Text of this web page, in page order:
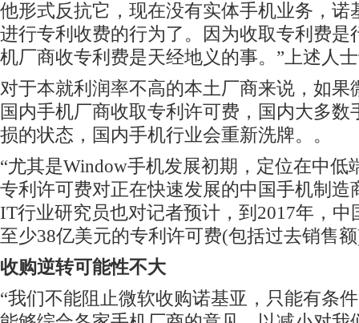
他形式反抗它，现在没有实体手机业务，诺
进行专利收费的行为了。因为收取专利费是
机厂商收专利费是天经地义的事。”上述人
对于本就利润率不高的本土厂商来说，如果
国内手机厂商收取专利许可费，国内大多数
损的状态，国内手机行业会重新洗牌。。
“尤其是Window手机发展初期，定位在中低
专利许可费对正在快速发展的中国手机制造
IT行业研究员也对记者预计，到2017年，中
至少38亿美元的专利许可费(包括过去销售
收购逆转可能性不大
“我们不能阻止微软收购诺基亚，只能有条